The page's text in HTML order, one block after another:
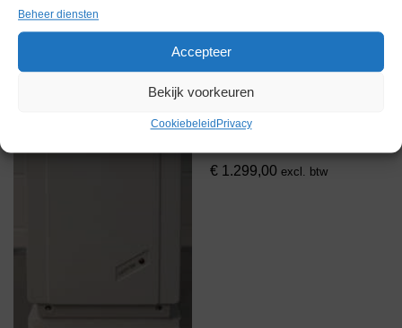
Beheer diensten
Accepteer
Bekijk voorkeuren
Cookiebeleid Privacy
Dionex ED40 Elektrochemische
€ 1.299,00 excl. btw